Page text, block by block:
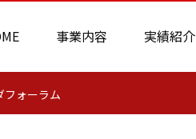
事業内容 実績紹介
ォーラム